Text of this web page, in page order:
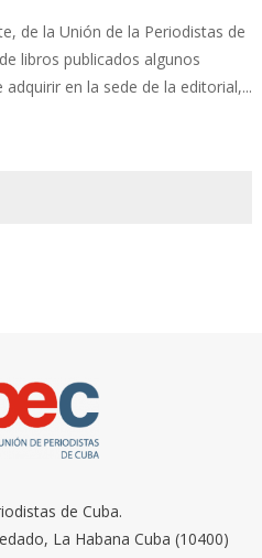
de la Unión de la Periodistas de
libros publicados algunos
en la sede de la editorial,...
de Cuba.
La Habana Cuba (10400)